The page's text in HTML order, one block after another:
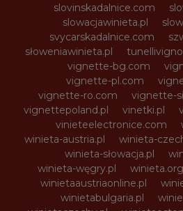
slovinskadalnice.com
slowacjawinieta.pl
svycarskadalnice.com
słoweniawinieta.pl
vignette-bg.com
vignette-pl.com
vignette-ro.com
vignette-
vignettepoland.pl
vinetki.pl
vinieteelectronice.com
winieta-austria.pl
winieta-
winieta-słowacja.pl
winieta-węgry.pl
winieta.org
winietaaustriaonline.pl
winietabulgaria.pl